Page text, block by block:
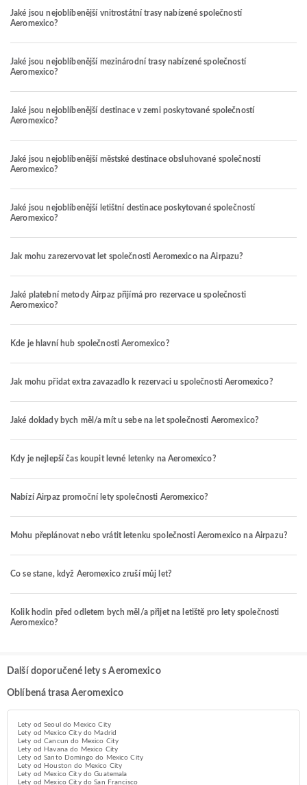
Jaké jsou nejoblíbenější vnitrostátní trasy nabízené společností
Aeromexico?
Jaké jsou nejoblíbenější mezinárodní trasy nabízené společností
Aeromexico?
Jaké jsou nejoblíbenější destinace v zemi poskytované společností
Aeromexico?
Jaké jsou nejoblíbenější městské destinace obsluhované společností
Aeromexico?
Jaké jsou nejoblíbenější letištní destinace poskytované společností
Aeromexico?
Jak mohu zarezervovat let společnosti Aeromexico na Airpazu?
Jaké platební metody Airpaz přijímá pro rezervace u společnosti
Aeromexico?
Kde je hlavní hub společnosti Aeromexico?
Jak mohu přidat extra zavazadlo k rezervaci u společnosti Aeromexico?
Jaké doklady bych měl/a mít u sebe na let společnosti Aeromexico?
Kdy je nejlepší čas koupit levné letenky na Aeromexico?
Nabízí Airpaz promoční lety společnosti Aeromexico?
Mohu přeplánovat nebo vrátit letenku společnosti Aeromexico na Airpazu?
Co se stane, když Aeromexico zruší můj let?
Kolik hodin před odletem bych měl/a přijet na letiště pro lety společnosti
Aeromexico?
Další doporučené lety s Aeromexico
Oblíbená trasa Aeromexico
Lety od Seoul do Mexico City
Lety od Mexico City do Madrid
Lety od Cancun do Mexico City
Lety od Havana do Mexico City
Lety od Santo Domingo do Mexico City
Lety od Houston do Mexico City
Lety od Mexico City do Guatemala
Lety od Mexico City do San Francisco